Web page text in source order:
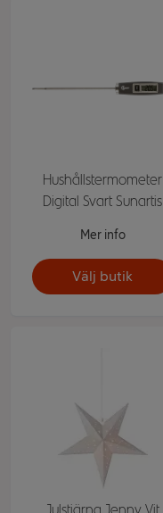
Hushållstermometer
Digital Svart Sunartis
Mer info
Välj butik